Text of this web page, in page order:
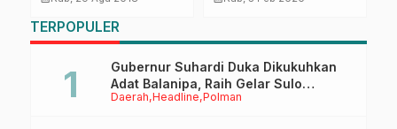
TERPOPULER
Daerah Headline Polman
Gubernur Suhardi Duka Dikukuhkan
Adat Balanipa, Raih Gelar Sulo
Tappidena